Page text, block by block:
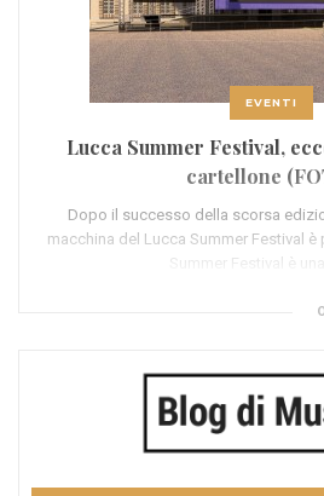
EVENTI
Lucca Summer Festival,
cartellone
Dopo il successo della scorsa
macchina del Lucca Summer Festival è
Summer Festival è